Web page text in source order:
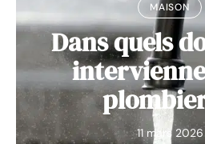
MAISON
Dans quels
11 mars 2026